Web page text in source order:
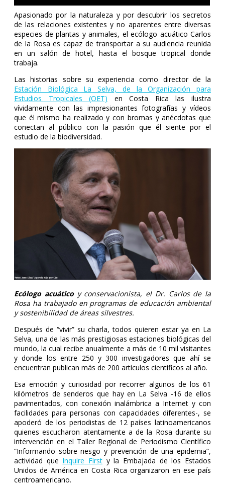
Apasionado por la naturaleza y por descubrir los secretos
de las relaciones existentes y no aparentes entre diversas
especies de plantas y animales, el ecólogo acuático Carlos
de la Rosa es capaz de transportar a su audiencia reunida
en un salón de hotel, hasta el bosque tropical donde
trabaja.
Las historias sobre su experiencia como director de la
Estación Biológica La Selva, de la Organización para
Estudios Tropicales (OET) en Costa Rica las ilustra
vívidamente con las impresionantes fotografías y vídeos
que él mismo ha realizado y con bromas y anécdotas que
conectan al público con la pasión que él siente por el
estudio de la biodiversidad.
Ecólogo acuáticoy conservacionista, el Dr. Carlos de la
Rosa ha trabajado en programas de educación ambiental
y sostenibilidad de áreas silvestres.
Después de “vivir” su charla, todos quieren estar ya en La
Selva, una de las más prestigiosas estaciones biológicas del
mundo, la cual recibe anualmente a más de 10 mil visitantes
y donde los entre 250 y 300 investigadores que ahí se
encuentran publican más de 200 artículos científicos al año.
Esa emoción y curiosidad por recorrer algunos de los 61
kilómetros de senderos que hay en La Selva -16 de ellos
pavimentados, con conexión inalámbrica a Internet y con
facilidades para personas con capacidades diferentes-, se
apoderó de los periodistas de 12 países latinoamericanos
quienes escucharon atentamente a de la Rosa durante su
intervención en el Taller Regional de Periodismo Científico
“Informando sobre riesgo y prevención de una epidemia”,
actividad que Inquire First y la Embajada de los Estados
Unidos de América en Costa Rica organizaron en ese país
centroamericano.